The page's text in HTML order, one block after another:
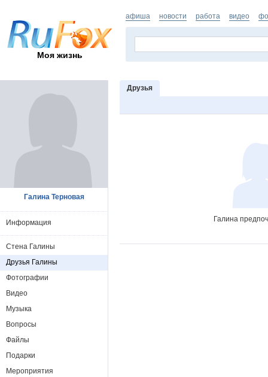
Моя жизнь
афиша новости работа видео
Друзья
Галина
Галина Терновая
Информация
Стена Галины
Друзья Галины
Фотографии
Видео
Музыка
Вопросы
Файлы
Подарки
Мероприятия